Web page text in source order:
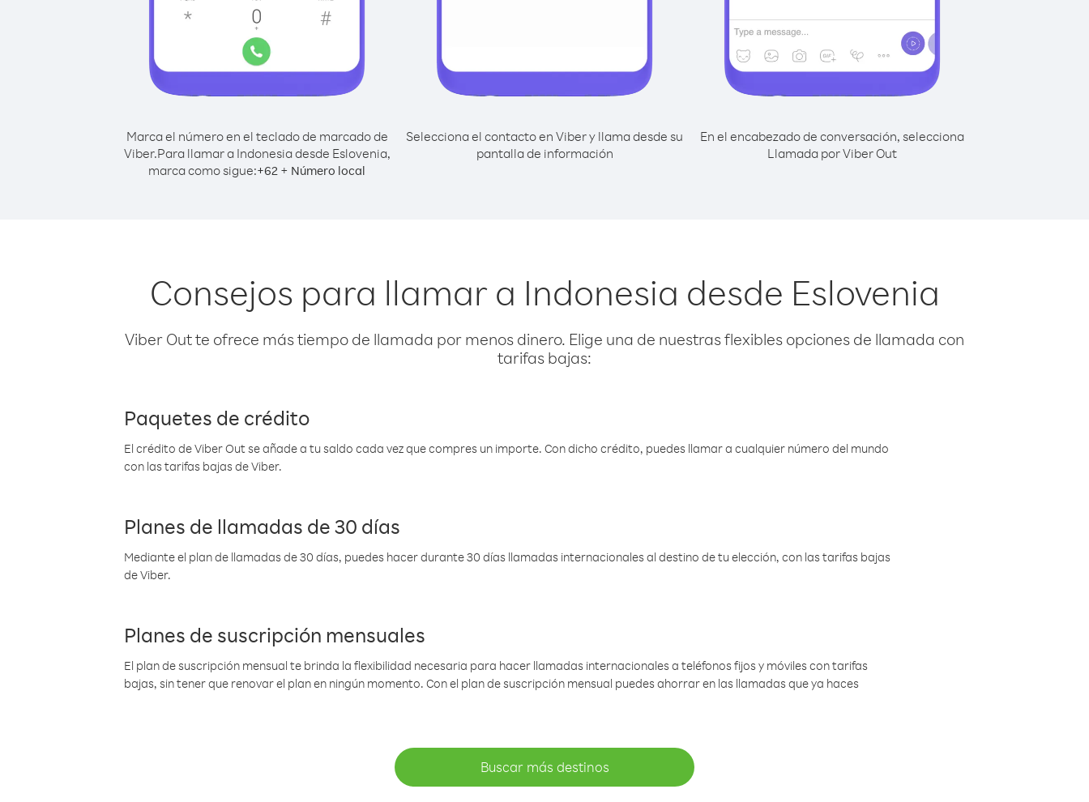
Marca el número en el teclado de marcado de
Viber.Para llamar a Indonesia desde Eslovenia,
marca como sigue:+62 + Número local
Selecciona el contacto en Viber y llama desde su
pantalla de información
En el encabezado de conversación, selecciona
Llamada por Viber Out
Consejos para llamar a Indonesia desde Eslovenia
Viber Out te ofrece más tiempo de llamada por menos dinero. Elige una de nuestras flexibles opciones de llamada con
tarifas bajas:
Paquetes de crédito
El crédito de Viber Out se añade a tu saldo cada vez que compres un importe. Con dicho crédito, puedes llamar a cualquier número del mundo
con las tarifas bajas de Viber.
Planes de llamadas de 30 días
Mediante el plan de llamadas de 30 días, puedes hacer durante 30 días llamadas internacionales al destino de tu elección, con las tarifas bajas
de Viber.
Planes de suscripción mensuales
El plan de suscripción mensual te brinda la flexibilidad necesaria para hacer llamadas internacionales a teléfonos fijos y móviles con tarifas
bajas, sin tener que renovar el plan en ningún momento. Con el plan de suscripción mensual puedes ahorrar en las llamadas que ya haces
Buscar más destinos